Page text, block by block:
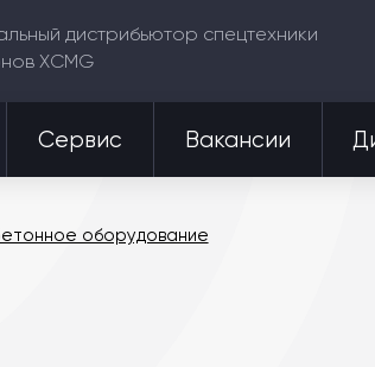
дистрибьютор спецтехники
XCMG
Сервис Вакансии
оборудование